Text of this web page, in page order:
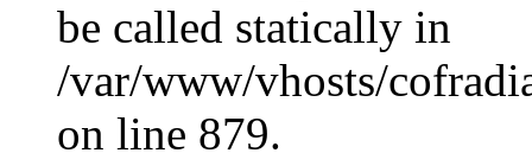
be called statically in
/var/www/vhosts/
on line 879.